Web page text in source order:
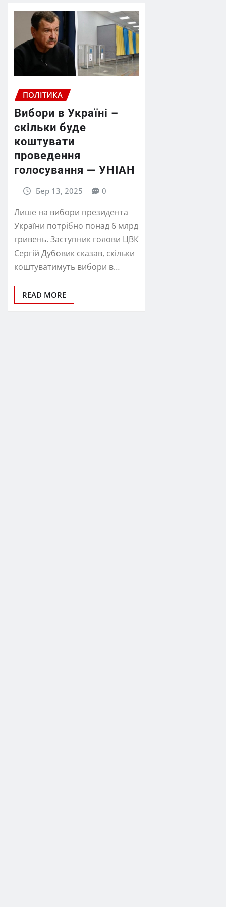
ПОЛІТИКА
Вибори в Україні –
скільки буде
коштувати
проведення
голосування — УНІАН
Бер 13, 2025 0
Лише на вибори президента
України потрібно понад 6 млрд
гривень. Заступник голови ЦВК
Сергій Дубовик сказав, скільки
коштуватимуть вибори в…
READ MORE